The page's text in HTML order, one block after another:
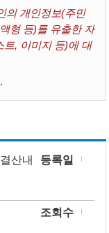
의 개인정보(주민
형 등)를 유출한 자
트, 이미지 등)에 대
산내
등록일
조회수